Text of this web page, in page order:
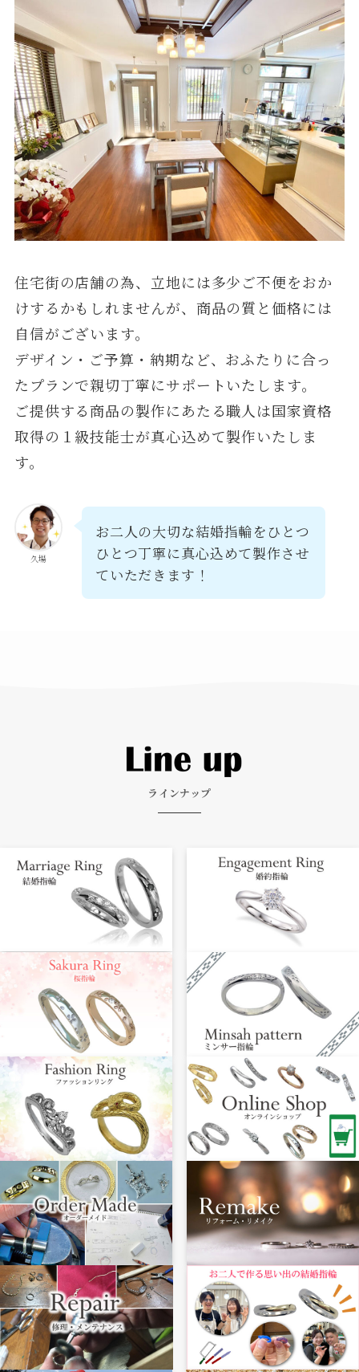
住宅街の店舗の為、立地には多少ご不便をおか
けするかもしれませんが、商品の質と価格には
自信がございます。
デザイン・ご予算・納期など、おふたりに合っ
たプランで親切丁寧にサポートいたします。
ご提供する商品の製作にあたる職人は国家資格
取得の１級技能士が真心込めて製作いたしま
す。
久場
お二人の大切な結婚指輪をひとつ
ひとつ丁寧に真心込めて製作させ
ていただきます！
ラインナップ